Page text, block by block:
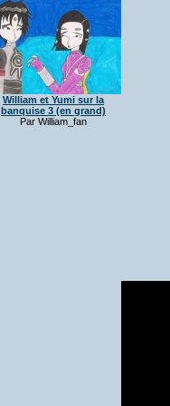
William et Yumi sur la
banquise 3 (en grand)
Par William_fan